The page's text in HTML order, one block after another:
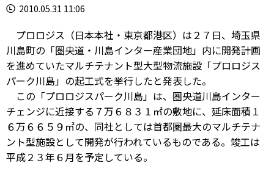
2010.05.31 11:06
プロロジス（日本本社・東京都港区）は２７日、埼玉県
川島町の「圏央道・川島インター産業団地」内に開発計画
を進めていたマルチテナント型大型物流施設「プロロジス
パーク川島」の起工式を挙行したと発表した。
この「プロロジスパーク川島」は、圏央道川島インター
チェンジに近接する７万６８３１㎡の敷地に、延床面積１
６万６６５９㎡の、同社としては首都圏最大のマルチテナ
ント型施設として開発が行われているものである。竣工は
平成２３年６月を予定している。